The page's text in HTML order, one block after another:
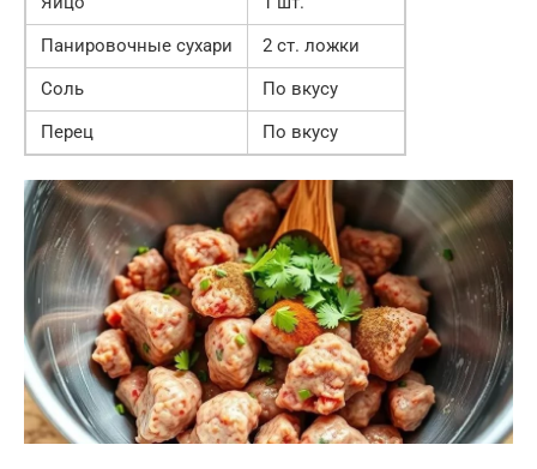
Панировочные сухари
2 ст. ложки
Соль
По вкусу
Перец
По вкусу